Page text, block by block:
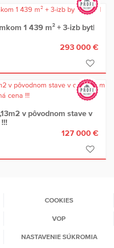
1 439 m² + 3-izb byt|
293 000 €
v pôvodnom stave v
127 000 €
COOKIES
VOP
NASTAVENIE SÚKROMIA